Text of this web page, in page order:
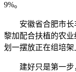
9%。
安徽省合肥市长
黎加配合扶植的农
划一摆放正在组培架
建好只是第一步